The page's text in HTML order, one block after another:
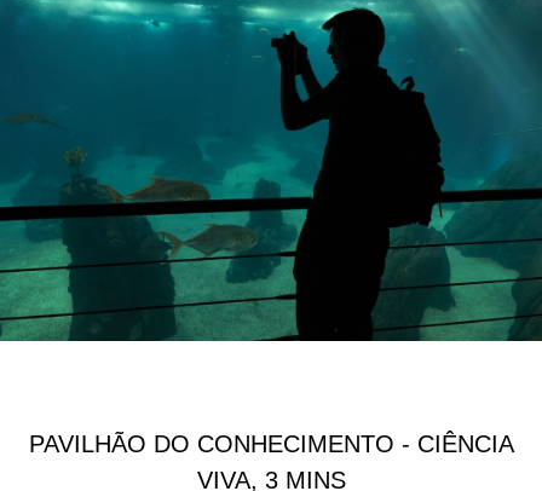
PAVILHÃO DO CONHECIMENTO - CIÊNCIA
VIVA, 3 MINS